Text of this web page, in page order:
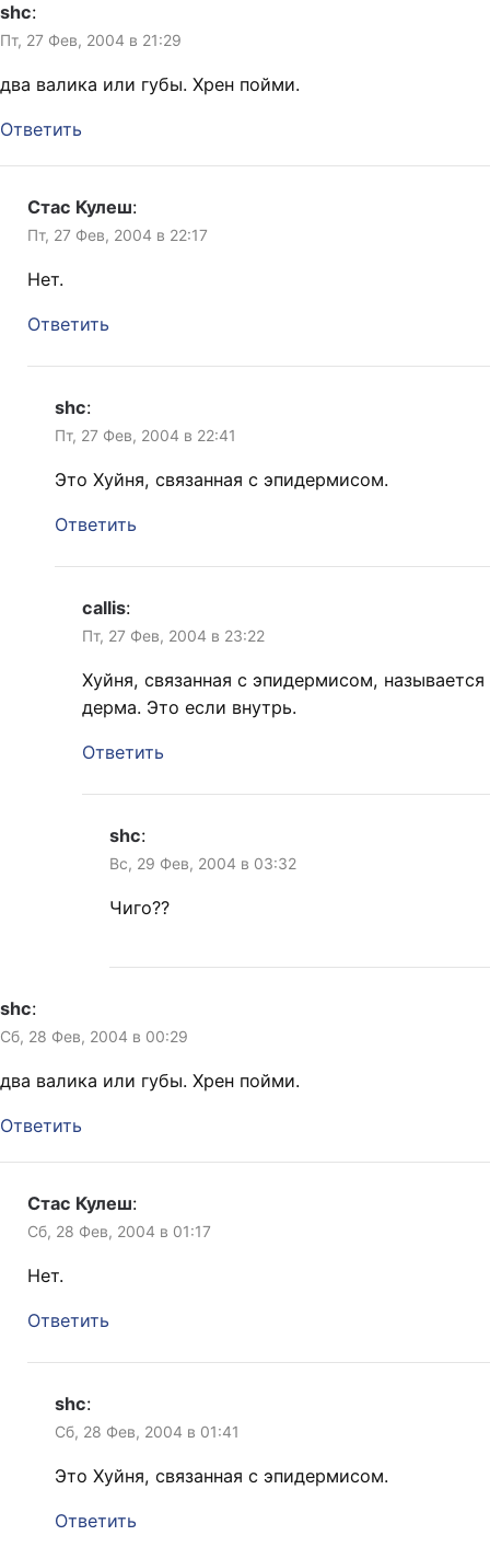
shc:
Пт, 27 Фев, 2004 в 21:29
два валика или губы. Хрен пойми.
Ответить
Стас Кулеш:
Пт, 27 Фев, 2004 в 22:17
Нет.
Ответить
shc:
Пт, 27 Фев, 2004 в 22:41
Это Хуйня, связанная с эпидермисом.
Ответить
callis:
Пт, 27 Фев, 2004 в 23:22
Хуйня, связанная с эпидермисом, называется
дерма. Это если внутрь.
Ответить
shc:
Вс, 29 Фев, 2004 в 03:32
Чиго??
shc:
Сб, 28 Фев, 2004 в 00:29
два валика или губы. Хрен пойми.
Ответить
Стас Кулеш:
Сб, 28 Фев, 2004 в 01:17
Нет.
Ответить
shc:
Сб, 28 Фев, 2004 в 01:41
Это Хуйня, связанная с эпидермисом.
Ответить